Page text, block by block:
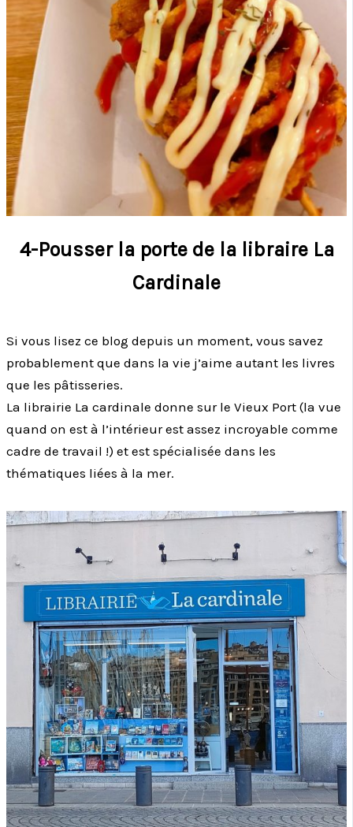
4-Pousser la porte de la libraire La
Cardinale
Si vous lisez ce blog depuis un moment, vous savez
probablement que dans la vie j’aime autant les livres
que les pâtisseries.
La librairie La cardinale donne sur le Vieux Port (la vue
quand on est à l’intérieur est assez incroyable comme
cadre de travail !) et est spécialisée dans les
thématiques liées à la mer.